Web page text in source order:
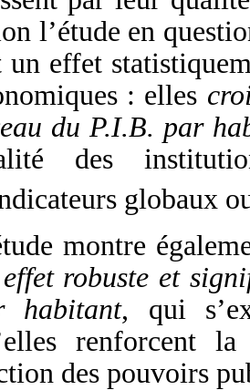
l’étude en
un effet
: elles
du P.I.B. par
des
globaux
montre
robuste et
habitant, qui
renforcent
des pouvoirs